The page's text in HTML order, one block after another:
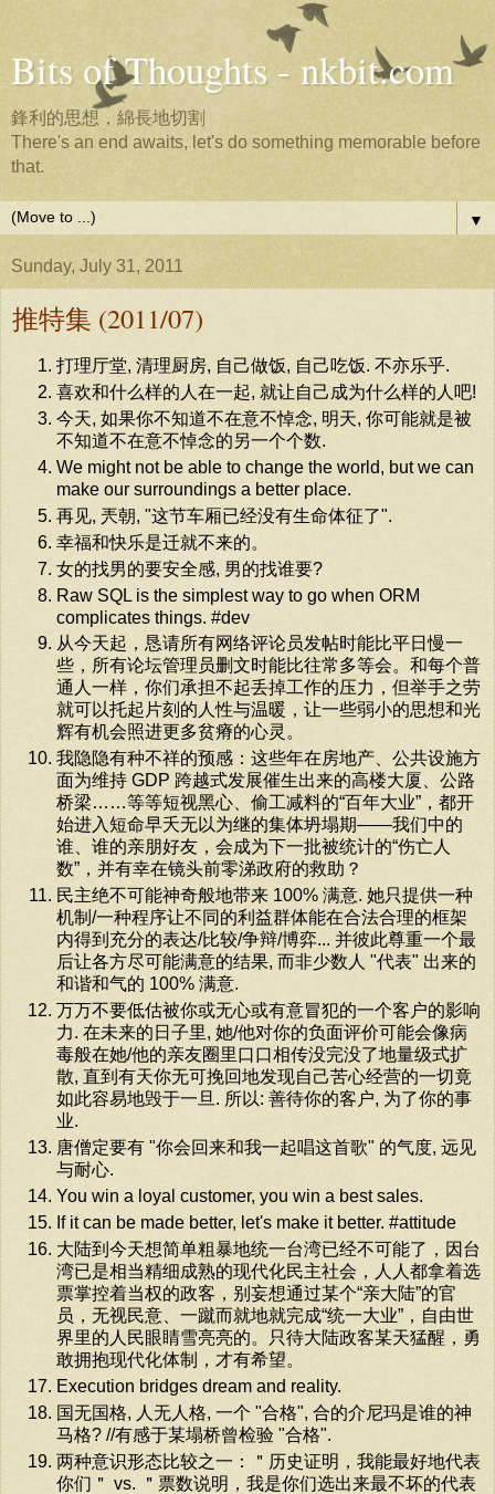
Bits of Thoughts - nkbit.com
鋒利的思想，綿長地切割
There's an end awaits, let's do something memorable before
that.
▼
Sunday, July 31, 2011
推特集 (2011/07)
打理厅堂, 清理厨房, 自己做饭, 自己吃饭. 不亦乐乎.
喜欢和什么样的人在一起, 就让自己成为什么样的人吧!
今天, 如果你不知道不在意不悼念, 明天, 你可能就是被
不知道不在意不悼念的另一个个数.
We might not be able to change the world, but we can
make our surroundings a better place.
再见, 兲朝, "这节车厢已经没有生命体征了".
幸福和快乐是迁就不来的。
女的找男的要安全感, 男的找谁要?
Raw SQL is the simplest way to go when ORM
complicates things. #dev
从今天起，恳请所有网络评论员发帖时能比平日慢一
些，所有论坛管理员删文时能比往常多等会。和每个普
通人一样，你们承担不起丢掉工作的压力，但举手之劳
就可以托起片刻的人性与温暖，让一些弱小的思想和光
辉有机会照进更多贫瘠的心灵。
我隐隐有种不祥的预感：这些年在房地产、公共设施方
面为维持 GDP 跨越式发展催生出来的高楼大厦、公路
桥梁……等等短视黑心、偷工减料的“百年大业”，都开
始进入短命早夭无以为继的集体坍塌期——我们中的
谁、谁的亲朋好友，会成为下一批被统计的“伤亡人
数”，并有幸在镜头前零涕政府的救助？
民主绝不可能神奇般地带来 100% 满意. 她只提供一种
机制/一种程序让不同的利益群体能在合法合理的框架
内得到充分的表达/比较/争辩/博弈... 并彼此尊重一个最
后让各方尽可能满意的结果, 而非少数人 "代表" 出来的
和谐和气的 100% 满意.
万万不要低估被你或无心或有意冒犯的一个客户的影响
力. 在未来的日子里, 她/他对你的负面评价可能会像病
毒般在她/他的亲友圈里口口相传没完没了地量级式扩
散, 直到有天你无可挽回地发现自己苦心经营的一切竟
如此容易地毁于一旦. 所以: 善待你的客户, 为了你的事
业.
唐僧定要有 "你会回来和我一起唱这首歌" 的气度, 远见
与耐心.
You win a loyal customer, you win a best sales.
If it can be made better, let's make it better. #attitude
大陆到今天想简单粗暴地统一台湾已经不可能了，因台
湾已是相当精细成熟的现代化民主社会，人人都拿着选
票掌控着当权的政客，别妄想通过某个“亲大陆”的官
员，无视民意、一蹴而就地就完成“统一大业”，自由世
界里的人民眼睛雪亮亮的。只待大陆政客某天猛醒，勇
敢拥抱现代化体制，才有希望。
Execution bridges dream and reality.
国无国格, 人无人格, 一个 "合格", 合的介尼玛是谁的神
马格? //有感于某塌桥曾检验 "合格".
两种意识形态比较之一：＂历史证明，我能最好地代表
你们＂ vs. ＂票数说明，我是你们选出来最不坏的代表